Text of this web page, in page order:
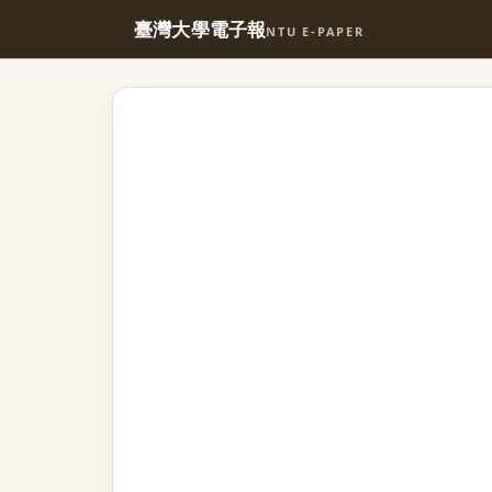
臺灣大學電子報NTU E-PAPER